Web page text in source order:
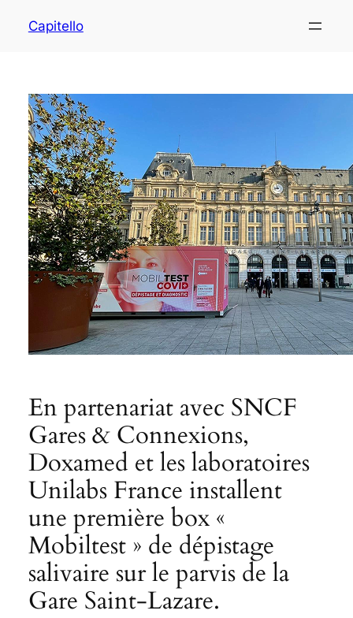
Capitello
En partenariat avec SNCF
Gares & Connexions,
Doxamed et les laboratoires
Unilabs France installent
une première box «
Mobiltest » de dépistage
salivaire sur le parvis de la
Gare Saint-Lazare.